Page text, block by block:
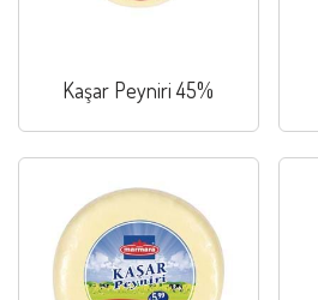
Kaşar Peyniri 45%